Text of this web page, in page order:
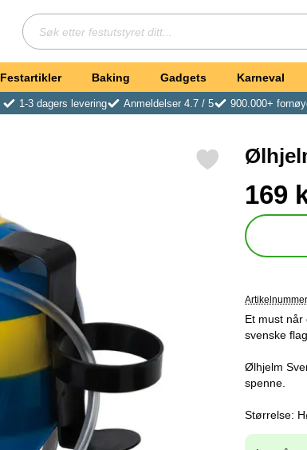
Søk
Festartikler Baking Gadgets Karneval
1-3 dagers levering Anmeldelser 4.7 / 5
900.000+
Merk Ølhjelm Sverige som favoritt
pris
169
Et must
svenske
Ølhjelm
spenne.
Størrelse: